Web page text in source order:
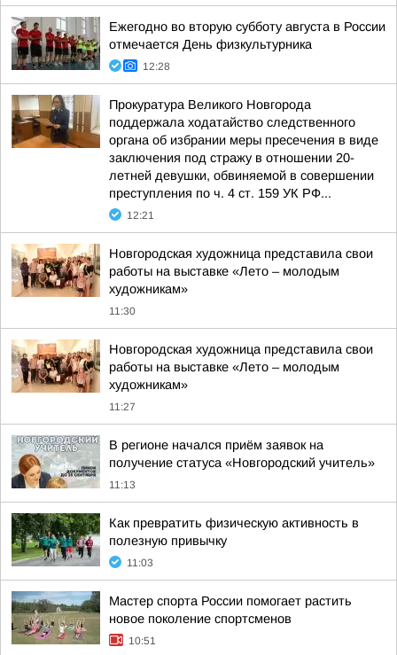
Ежегодно во вторую субботу августа в России
отмечается День физкультурника
12:28
Прокуратура Великого Новгорода
поддержала ходатайство следственного
органа об избрании меры пресечения в виде
заключения под стражу в отношении 20-
летней девушки, обвиняемой в совершении
преступления по ч. 4 ст. 159 УК РФ...
12:21
Новгородская художница представила свои
работы на выставке «Лето – молодым
художникам»
11:30
Новгородская художница представила свои
работы на выставке «Лето – молодым
художникам»
11:27
В регионе начался приём заявок на
получение статуса «Новгородский учитель»
11:13
Как превратить физическую активность в
полезную привычку
11:03
Мастер спорта России помогает растить
новое поколение спортсменов
10:51